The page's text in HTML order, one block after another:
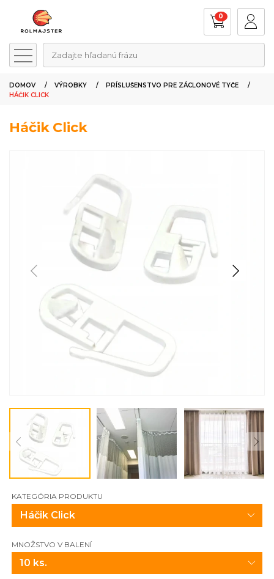
Zadajte hľadanú frázu
0
DOMOV VÝROBKY
PRÍSLUŠENSTVO PRE ZÁCLONOVÉ TYČE
HÁČIK CLICK
KATEGÓRIA PRODUKTU
MNOŽSTVO V BALENÍ
10 ks.
Háčik Click